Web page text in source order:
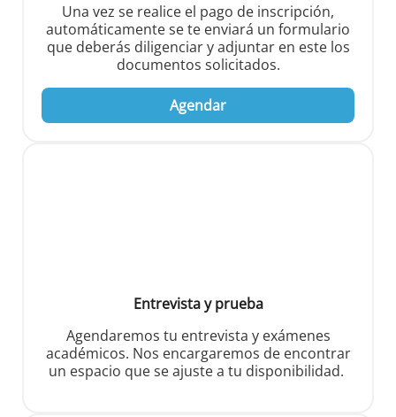
Una vez se realice el pago de inscripción,
automáticamente se te enviará un formulario
que deberás diligenciar y adjuntar en este los
documentos solicitados.
Agendar
Entrevista y prueba
Agendaremos tu entrevista y exámenes
académicos. Nos encargaremos de encontrar
un espacio que se ajuste a tu disponibilidad.